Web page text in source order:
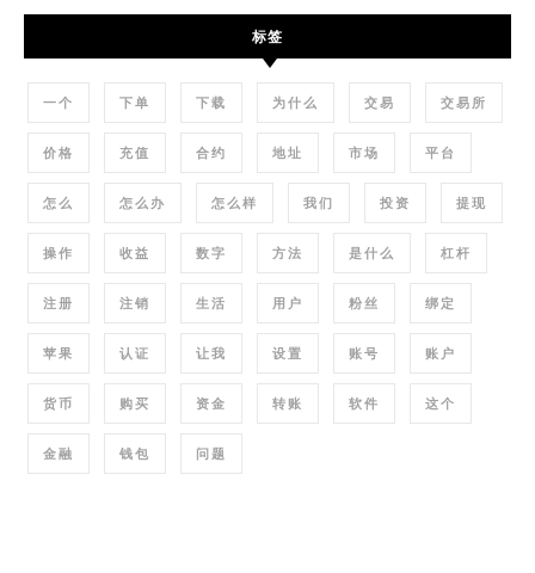
标签
一个 下单 下载 为什么 交易 交易所
价格 充值 合约 地址 市场 平台
怎么 怎么办 怎么样 我们 投资 提现
操作 收益 数字 方法 是什么 杠杆
注册 注销 生活 用户 粉丝 绑定
苹果 认证 让我 设置 账号 账户
货币 购买 资金 转账 软件 这个
金融 钱包 问题